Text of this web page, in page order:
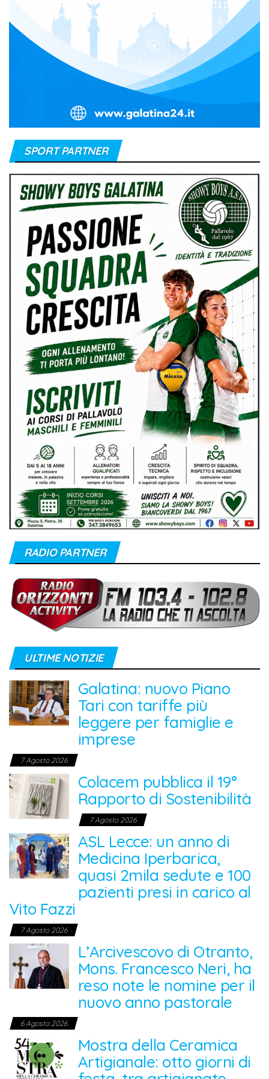
SPORT PARTNER
RADIO PARTNER
ULTIME NOTIZIE
Galatina: nuovo Piano
Tari con tariffe più
leggere per famiglie e
imprese
7 Agosto 2026
Colacem pubblica il 19°
Rapporto di Sostenibilità
7 Agosto 2026
ASL Lecce: un anno di
Medicina Iperbarica,
quasi 2mila sedute e 100
pazienti presi in carico al
Vito Fazzi
7 Agosto 2026
L’Arcivescovo di Otranto,
Mons. Francesco Neri, ha
reso note le nomine per il
nuovo anno pastorale
6 Agosto 2026
Mostra della Ceramica
Artigianale: otto giorni di